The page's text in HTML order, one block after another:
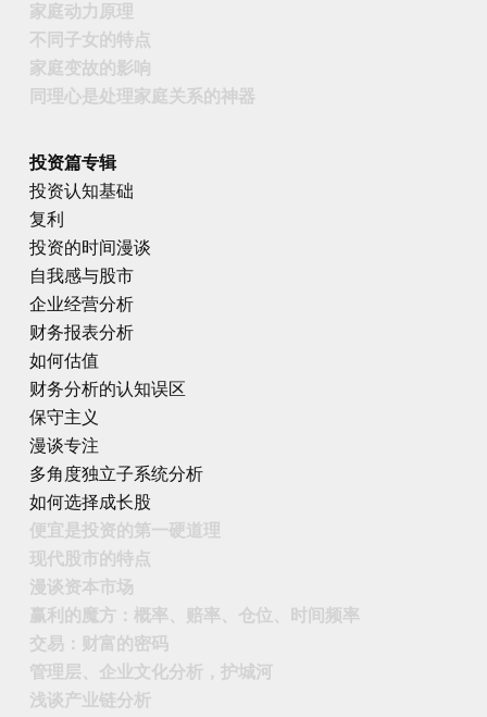
家庭动力原理
不同子女的特点
家庭变故的影响
同理心是处理家庭关系的神器
投资篇专辑
投资认知基础
复利
投资的时间漫谈
自我感与股市
企业经营分析
财务报表分析
如何估值
财务分析的认知误区
保守主义
漫谈专注
多角度独立子系统分析
如何选择成长股
便宜是投资的第一硬道理
现代股市的特点
漫谈资本市场
赢利的魔方：概率、赔率、仓位、时间频率
交易：财富的密码
管理层、企业文化分析，护城河
浅谈产业链分析